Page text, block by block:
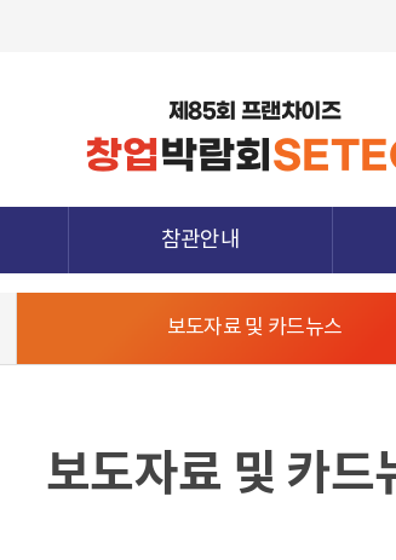
제85회 프랜차이즈
창업박람회
참관안내
참가업체정보
전시장 오시는 길
보도자료 및 카드뉴스
보도자료 및 카드